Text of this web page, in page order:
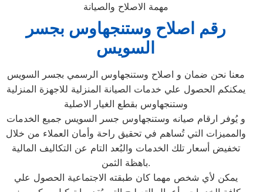
مهمة الاصلاح والصيانة
رقم اصلاح وستنجهاوس بجسر
السويس
معنا نحن ضمان و اصلاح وستنجهاوس الرسمي بجسر السويس
يمكنكم الحصول علي خدمات الصيانة المنزلية للاجهزة المنزلية
وستنجهاوس بقطع الغيار الاصلية
و يُوفر ارقام صيانه وستنجهاوس جسر السويس جميع الخدمات
والمميزات التي تُساهم في تحقيق راحة وأمان العملاء من خلال
تخفيض أسعار تلك الخدمات والبُعد التام عن التكاليف المالية
باهظة الثمن.
يمكن لأي شخص مهما كان طبقته الاجتماعية الحصول علي